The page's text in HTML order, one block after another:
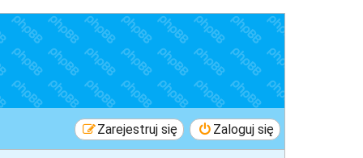
Zaloguj się
Zarejestruj się